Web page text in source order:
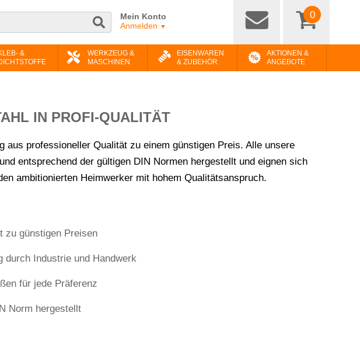
Mein Konto
Anmelden ▼
0
&
WERKZEUG &
MASCHINEN
EISENWAREN
& ZUBEHÖR
AKTIONEN &
ANGEBOTE
IN PROFI-QUALITÄT
aus professioneller Qualität zu einem günstigen Preis. Alle unsere
entsprechend der gültigen DIN Normen hergestellt und eignen sich
ambitionierten Heimwerker mit hohem Qualitätsanspruch.
zu günstigen Preisen
durch Industrie und Handwerk
für jede Präferenz
Norm hergestellt